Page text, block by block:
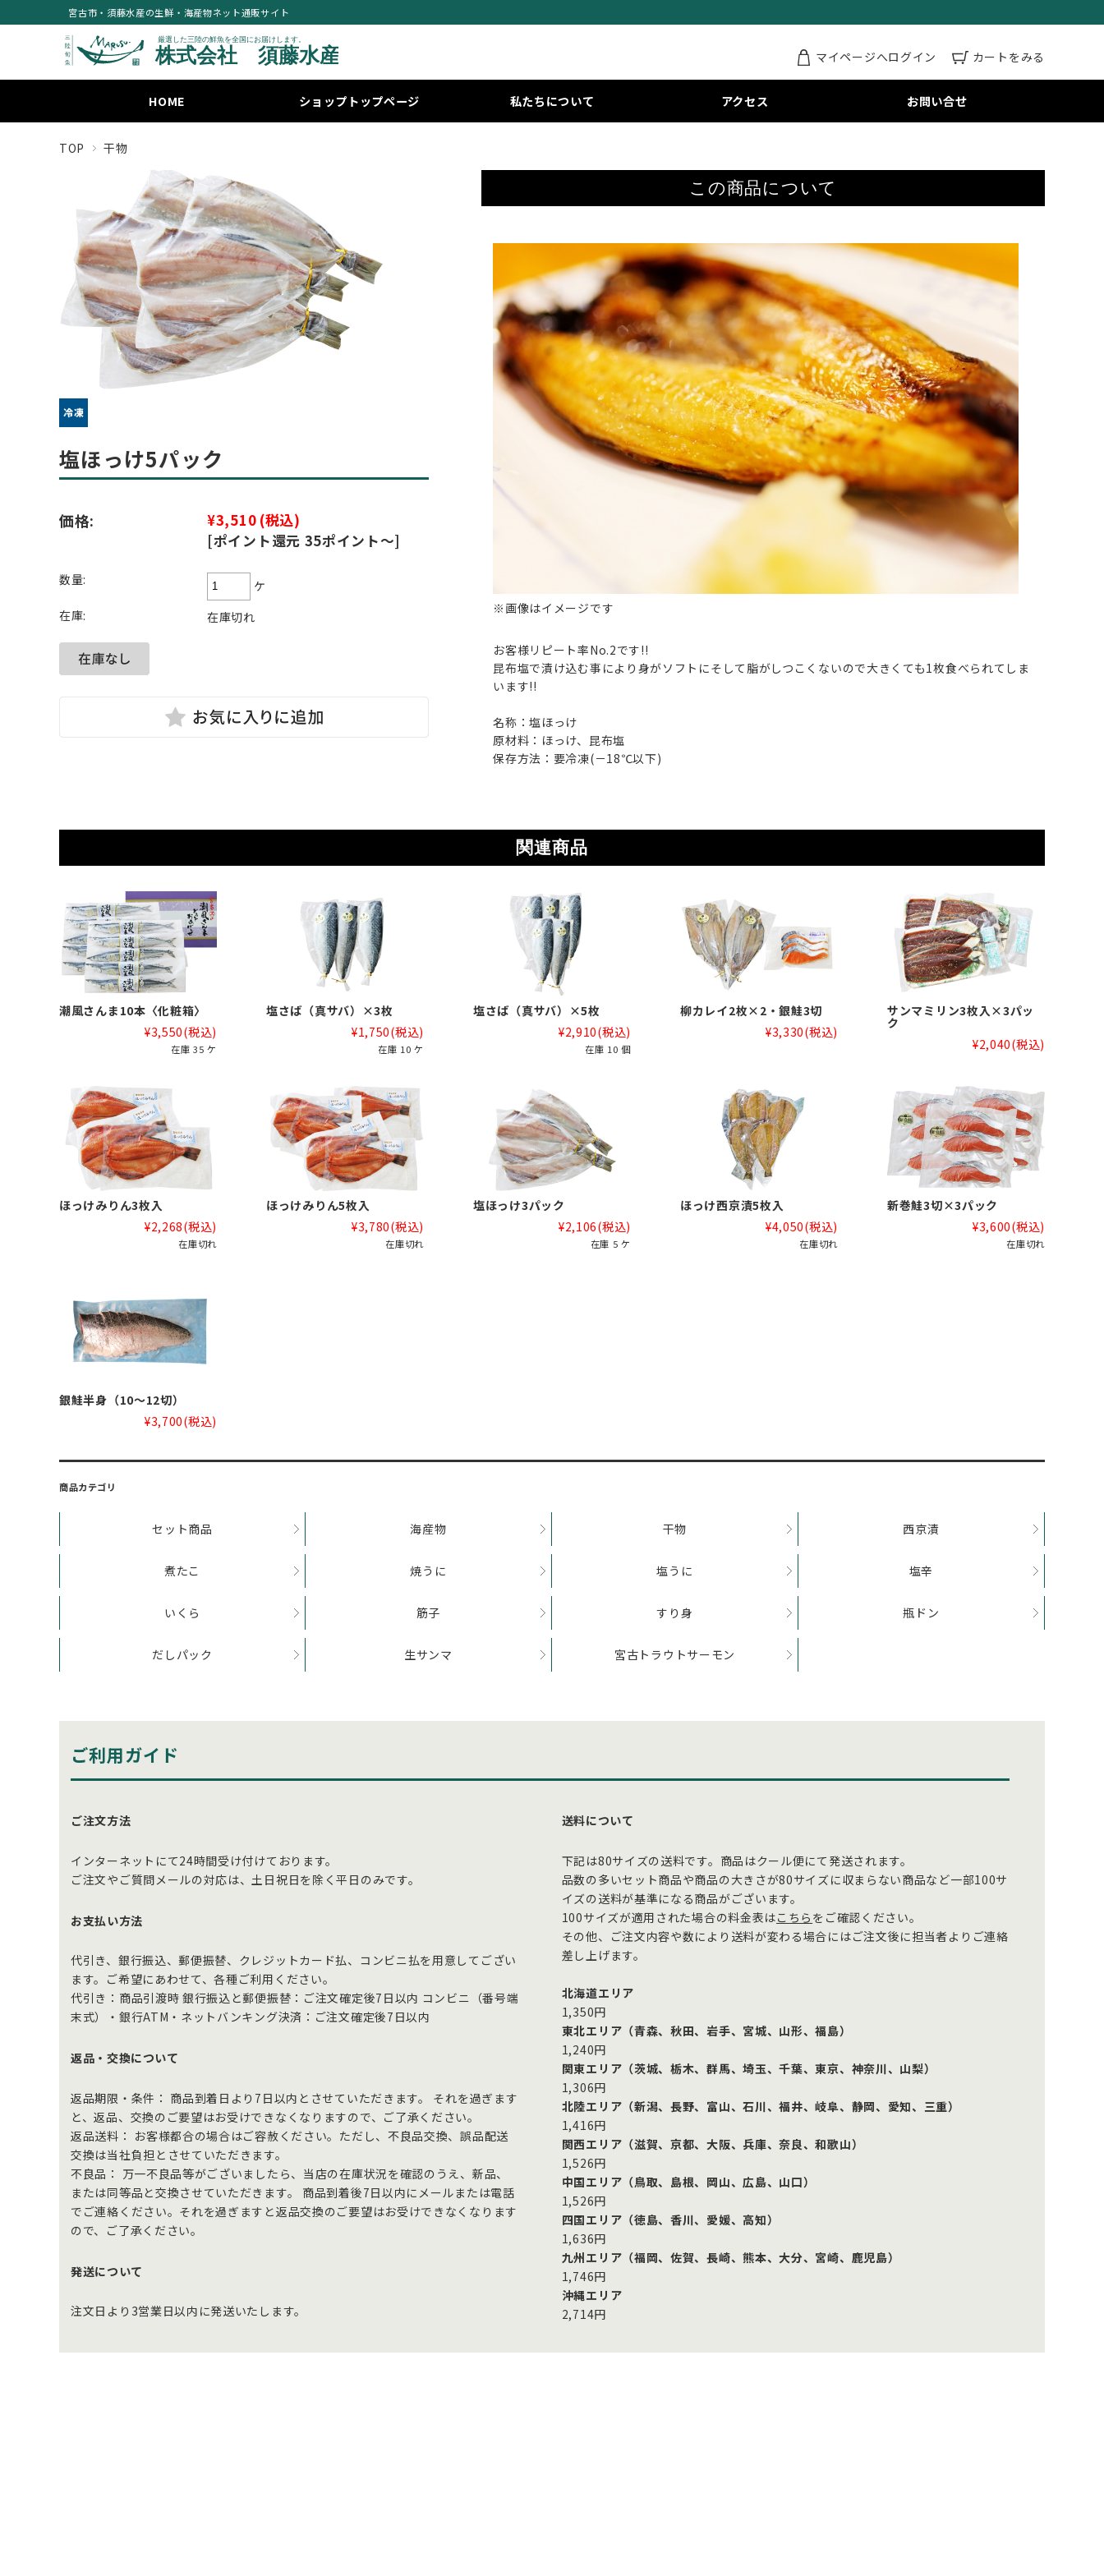
宮古市・須藤水産の生鮮・海産物ネット通販サイト
マイページへログイン カートをみる
HOME ショップトップページ 私たちについて アクセス お問い合せ
TOP 干物
塩ほっけ5パック
価格: ¥3,510 (税込)
[ポイント還元 35ポイント～]
数量:
ケ
在庫:
在庫切れ
※画像はイメージです
お客様リピート率No.2です!!
昆布塩で漬け込む事により身がソフトにそして脂がしつこくないので大きくても1枚食べられてしま
います!!
名称：塩ほっけ
原材料：ほっけ、昆布塩
保存方法：要冷凍(－18℃以下)
関連商品
潮風さんま10本〈化粧箱〉
¥3,550(税込)
在庫 35 ケ
塩さば（真サバ）×3枚
¥1,750(税込)
在庫 10 ケ
塩さば（真サバ）×5枚
¥2,910(税込)
在庫 10 個
柳カレイ2枚×2・銀鮭3切
¥3,330(税込)
サンマミリン3枚入×3パッ
ク
¥2,040(税込)
ほっけみりん3枚入
¥2,268(税込)
在庫切れ
ほっけみりん5枚入
¥3,780(税込)
在庫切れ
塩ほっけ3パック
¥2,106(税込)
在庫 5 ケ
ほっけ西京漬5枚入
¥4,050(税込)
在庫切れ
新巻鮭3切×3パック
¥3,600(税込)
在庫切れ
銀鮭半身（10～12切）
¥3,700(税込)
商品カテゴリ
セット商品 海産物 干物 西京漬
煮たこ 焼うに 塩うに 塩辛
いくら 筋子 すり身 瓶ドン
だしパック 生サンマ 宮古トラウトサーモン
ご利用ガイド
ご注文方法
インターネットにて24時間受け付けております。
ご注文やご質問メールの対応は、土日祝日を除く平日のみです。
お支払い方法
代引き、銀行振込、郵便振替、クレジットカード払、コンビニ払を用意してござい
ます。ご希望にあわせて、各種ご利用ください。
代引き：商品引渡時 銀行振込と郵便振替：ご注文確定後7日以内 コンビニ（番号端
末式）・銀行ATM・ネットバンキング決済：ご注文確定後7日以内
返品・交換について
返品期限・条件： 商品到着日より7日以内とさせていただきます。 それを過ぎます
と、返品、交換のご要望はお受けできなくなりますので、ご了承ください。
返品送料： お客様都合の場合はご容赦ください。ただし、不良品交換、誤品配送
交換は当社負担とさせていただきます。
不良品： 万一不良品等がございましたら、当店の在庫状況を確認のうえ、新品、
または同等品と交換させていただきます。 商品到着後7日以内にメールまたは電話
でご連絡ください。それを過ぎますと返品交換のご要望はお受けできなくなります
ので、ご了承ください。
発送について
注文日より3営業日以内に発送いたします。
送料について
下記は80サイズの送料です。商品はクール便にて発送されます。
品数の多いセット商品や商品の大きさが80サイズに収まらない商品など一部100サ
イズの送料が基準になる商品がございます。
100サイズが適用された場合の料金表はこちら をご確認ください。
その他、ご注文内容や数により送料が変わる場合にはご注文後に担当者よりご連絡
差し上げます。
北海道エリア
1,350円
東北エリア（青森、秋田、岩手、宮城、山形、福島）
1,240円
関東エリア（茨城、栃木、群馬、埼玉、千葉、東京、神奈川、山梨）
1,306円
北陸エリア（新潟、長野、富山、石川、福井、岐阜、静岡、愛知、三重）
1,416円
関西エリア（滋賀、京都、大阪、兵庫、奈良、和歌山）
1,526円
中国エリア（鳥取、島根、岡山、広島、山口）
1,526円
四国エリア（徳島、香川、愛媛、高知）
1,636円
九州エリア（福岡、佐賀、長崎、熊本、大分、宮崎、鹿児島）
1,746円
沖縄エリア
2,714円